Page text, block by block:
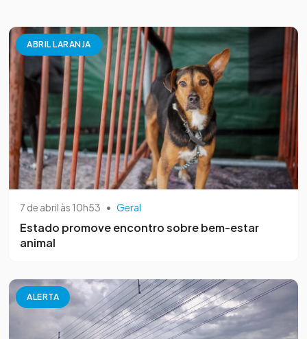
ABRIL LARANJA
7 de abril às 10h53 • Geral
Estado promove encontro sobre bem-estar
animal
ALERTA